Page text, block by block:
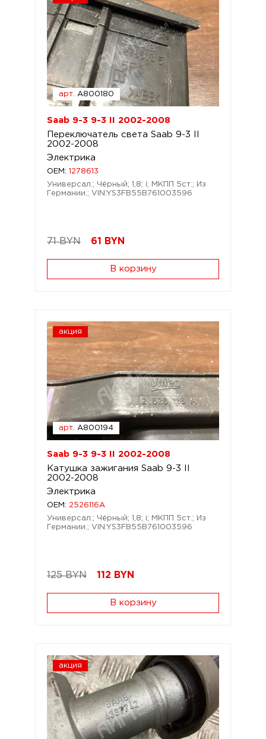
арт. A800180
Saab 9-3 9-3 II 2002-2008
Переключатель света Saab 9-3 II
2002-2008
Электрика
OEM: 1278613
Универсал.; Чёрный; 1,8; i; МКПП 5ст.; Из
Германии.; VIN:YS3FB55B761003596
71 BYN 61 BYN
В корзину
акция
арт. A800194
Saab 9-3 9-3 II 2002-2008
Катушка зажигания Saab 9-3 II
2002-2008
Электрика
OEM: 2526116A
Универсал.; Чёрный; 1,8; i; МКПП 5ст.; Из
Германии.; VIN:YS3FB55B761003596
125 BYN 112 BYN
В корзину
акция